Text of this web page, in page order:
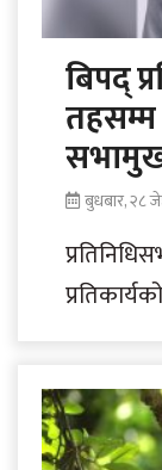
बिपद्
बुधबार, २८